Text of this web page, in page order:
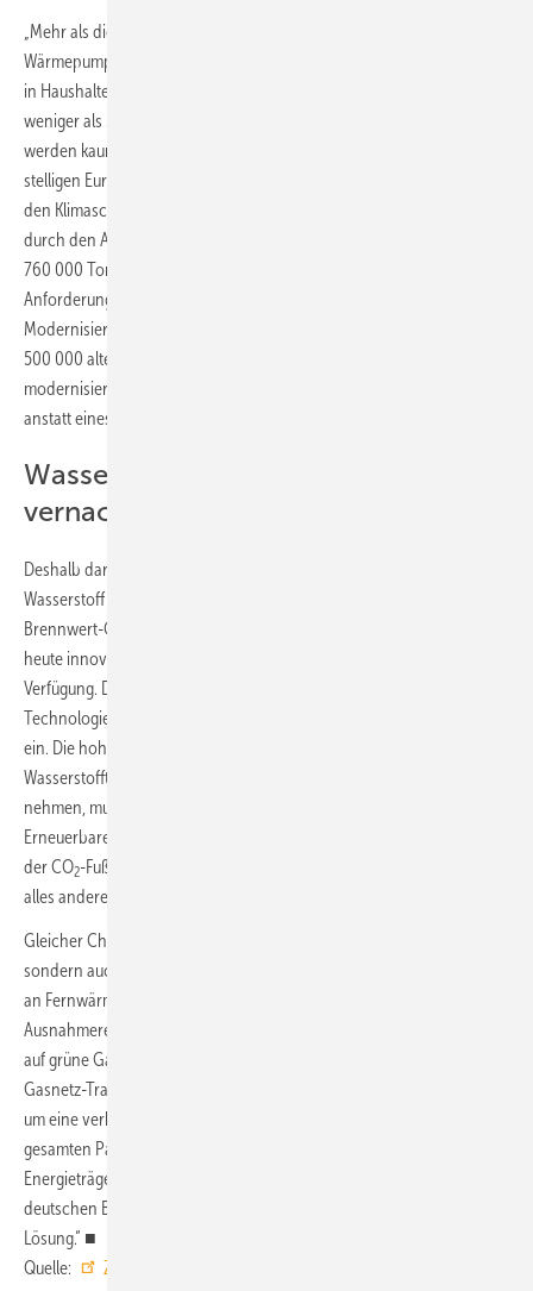
„Mehr als die Hälfte des Gebäudebestandes ist aktuell nicht für den
Wärmepumpeneinbau geeignet. Und etwa 17 Mio. Menschen wohnen
in Haushalten mit selbst genutztem Wohneigentum, die monatlich
weniger als 3200 Euro netto zur Verfügung haben. Diese Haushalte
werden kaum in der Lage sein, eine Modernisierung im hohen 5-
stelligen Euro-Bereich zu stemmen.“ Damit sieht Kehler aber auch für
den Klimaschutz große Probleme: „Im vergangenen Jahr wurden
durch den Austausch von knapp 600 000 Gasheizungen etwa
760 000 Tonnen CO
Anforderungen führen aber zu einer Klimabremse: Wenn
Modernisierungen zum Luxus werden und im Jahr mehr als
500 000 alte, ineffiziente Heizungen nur repariert und nicht
modernisiert werden, entsteht ein Lock-In in der Vergangenheit
anstatt eines wirksamen Aufbruchs zum klimaneutralen Wohnen.“
Wasserstofftechnologien werden
vernachlässigt
Deshalb darf nach Ansicht von Zukunft Gas der Einsatz von
Wasserstoff nicht außen vor gelassen werden. Mit wasserstofffähigen
Brennwert-Geräten und Brennstoffzellenheizungen stehen schon
heute innovative Anwendungen zur Wärmebereitstellung zur
Verfügung. Der aktuell diskutierte Entwurf erwähnt diese
Technologien, räumt ihnen jedoch kaum Entfaltungsmöglichkeiten
ein. Die hohen Anforderungen im Gesetzesentwurf verhinderten
Wasserstofftechnologien, so Kehler. „Wenn wir Lösungsvielfalt ernst
nehmen, muss Wasserstoff im Gasnetz dasselbe Potenzial wie
Erneuerbare im Stromnetz zugemessen werden. Heute ist schließlich
der CO2-Fußabdruck des deutschen Strom-Mixes gerade im Winter
alles andere als klein.“
Gleicher Chancen bedürfe es dazu nicht nur bei den Energieträgern,
sondern auch für die Infrastruktur. „Der Entwurf fördert den Anschluss
an Fernwärmenetze mit großzügigen Übergangsfristen und
Ausnahmeregeln. Der Anschluss an ein Gasnetz, das eine Umstellung
auf grüne Gase vorsieht, wird nicht anerkannt. Dabei besteht mit dem
Gasnetz-Transformationsplan bereits ein entsprechendes Instrument,
um eine verbindliche Planung vorzunehmen. Ohne den Einsatz der
gesamten Palette an Technologieoptionen und geeigneter
Energieträger kann die Klimaneutralität kaum gelingen, denn für den
deutschen Bestand gibt es bekanntermaßen keine One-Size-Fits-All
Lösung.“ ■
Quelle:
Zukunft Gas